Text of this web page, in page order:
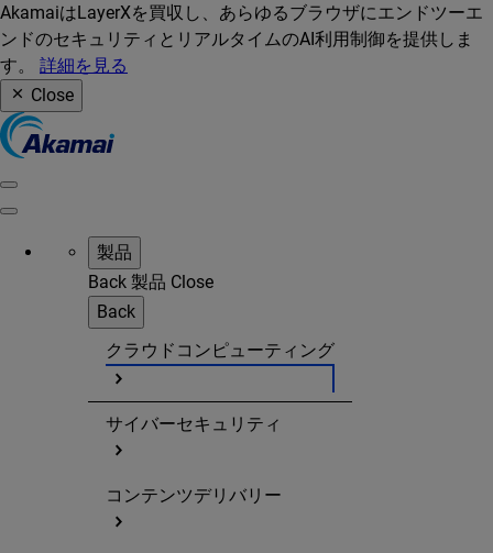
AkamaiはLayerXを買収し、あらゆるブラウザにエンドツーエ
ンドのセキュリティとリアルタイムのAI利用制御を提供しま
す。 詳細を見る
Close
製品
Back 製品 Close
Back
クラウドコンピューティング
サイバーセキュリティ
コンテンツデリバリー